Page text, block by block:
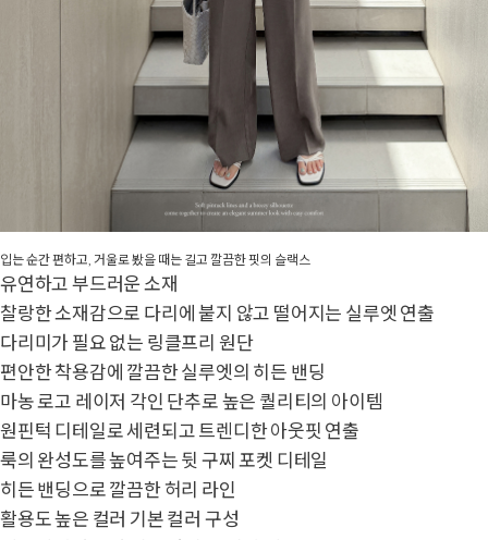
입는 순간 편하고, 거울로 봤을 때는 길고 깔끔한 핏의 슬랙스
유연하고 부드러운 소재
찰랑한 소재감으로 다리에 붙지 않고 떨어지는 실루엣 연출
다리미가 필요 없는 링클프리 원단
편안한 착용감에 깔끔한 실루엣의 히든 밴딩
마농 로고 레이저 각인 단추로 높은 퀄리티의 아이템
원핀턱 디테일로 세련되고 트렌디한 아웃핏 연출
룩의 완성도를 높여주는 뒷 구찌 포켓 디테일
히든 밴딩으로 깔끔한 허리 라인
활용도 높은 컬러 기본 컬러 구성